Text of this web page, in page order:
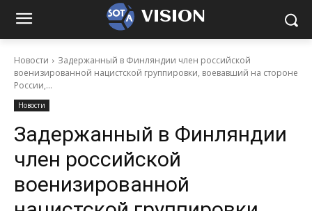
VISION
Новости
Задержанный в Финляндии член российской
военизированной нацистской группировки, воевавший на стороне
России,...
Новости
Задержанный в Финляндии
член российской
военизированной